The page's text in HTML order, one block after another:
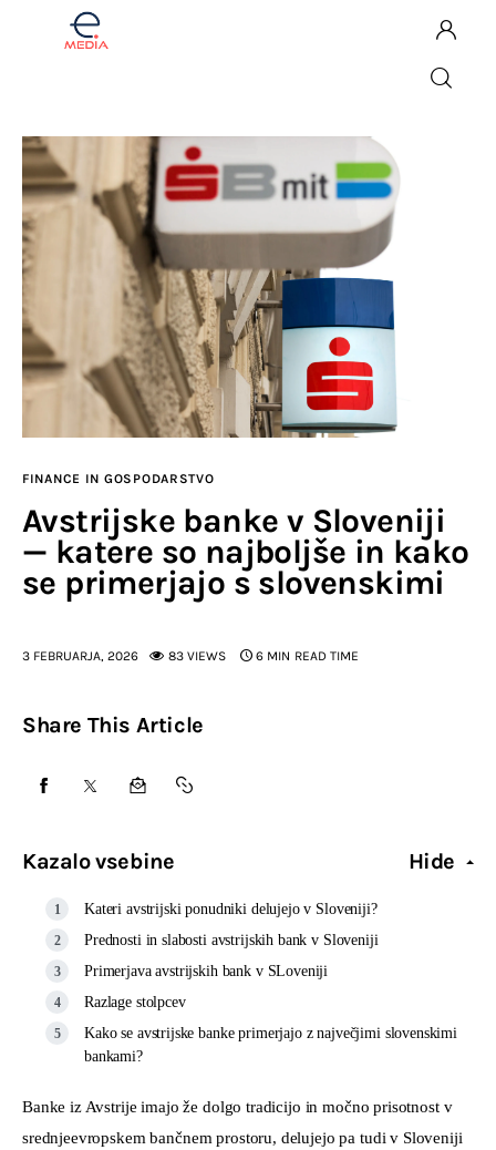
Komentar
Fintech
Investicije
Lifestyle
Zdravje
Tech
FINANCE IN GOSPODARSTVO
Avstrijske banke v Sloveniji
— katere so najboljše in kako
se primerjajo s slovenskimi
3 FEBRUARJA, 2026 83 VIEWS 6 MIN READ TIME
Share This Article
Kazalo vsebine Hide
Kateri avstrijski ponudniki delujejo v Sloveniji?
Prednosti in slabosti avstrijskih bank v Sloveniji
Primerjava avstrijskih bank v SLoveniji
Razlage stolpcev
Kako se avstrijske banke primerjajo z največjimi slovenskimi
bankami?
Banke iz Avstrije imajo že dolgo tradicijo in močno prisotnost v
srednjeevropskem bančnem prostoru, delujejo pa tudi v Sloveniji